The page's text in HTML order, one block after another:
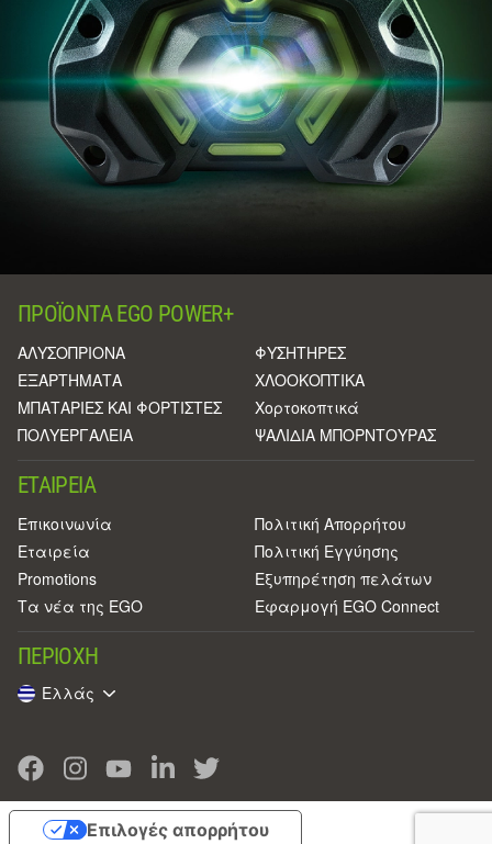
ΠΡΟΪΌΝΤΑ EGO POWER+
ΑΛΥΣΟΠΡΙΟΝΑ
ΕΞΑΡΤΗΜΑΤΑ
ΜΠΑΤΑΡΙΕΣ ΚΑΙ ΦΟΡΤΙΣΤΕΣ
ΠΟΛΥΕΡΓΑΛΕΙΑ
ΦΥΣΗΤΗΡΕΣ
ΧΛΟΟΚΟΠΤΙΚΑ
Χορτοκοπτικά
ΨΑΛΙΔΙΑ ΜΠΟΡΝΤΟΥΡΑΣ
ΕΤΑΙΡΕΊΑ
Επικοινωνία
Eταιρεία
Promotions
Τα νέα της EGO
Πολιτική Απορρήτου
Πολιτική Εγγύησης
Εξυπηρέτηση πελάτων
Εφαρμογή EGO Connect
ΠΕΡΙΟΧΉ
Ελλάς
Επιλογές απορρήτου